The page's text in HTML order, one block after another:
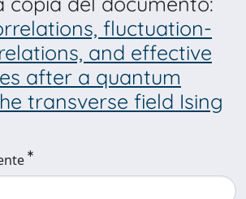
fluctuation-
and effective
after a quantum
transverse field Ising